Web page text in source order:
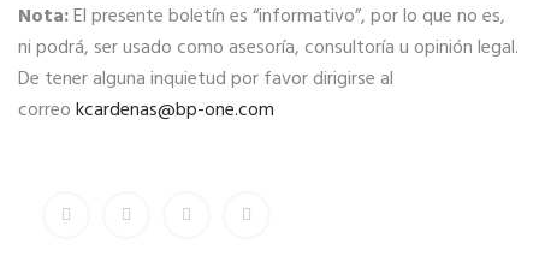
Nota:El presente boletín es “informativo”, por lo que no es,
ni podrá, ser usado como asesoría, consultoría u opinión legal.
De tener alguna inquietud por favor dirigirse al
correokcardenas@bp-one.com